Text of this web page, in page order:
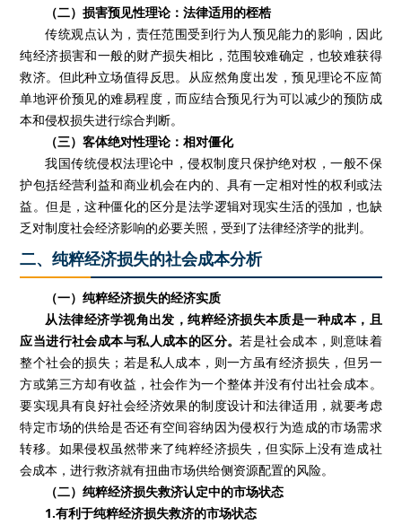
（二）损害预见性理论：法律适用的桎梏
传统观点认为，责任范围受到行为人预见能力的影响，因此
纯经济损害和一般的财产损失相比，范围较难确定，也较难获得
救济。但此种立场值得反思。从应然角度出发，预见理论不应简
单地评价预见的难易程度，而应结合预见行为可以减少的预防成
本和侵权损失进行综合判断。
（三）客体绝对性理论：相对僵化
我国传统侵权法理论中，侵权制度只保护绝对权，一般不保
护包括经营利益和商业机会在内的、具有一定相对性的权利或法
益。但是，这种僵化的区分是法学逻辑对现实生活的强加，也缺
乏对制度社会经济影响的必要关照，受到了法律经济学的批判。
二、纯粹经济损失的社会成本分析
（一）纯粹经济损失的经济实质
从法律经济学视角出发，纯粹经济损失本质是一种成本，且
应当进行社会成本与私人成本的区分。若是社会成本，则意味着
整个社会的损失；若是私人成本，则一方虽有经济损失，但另一
方或第三方却有收益，社会作为一个整体并没有付出社会成本。
要实现具有良好社会经济效果的制度设计和法律适用，就要考虑
特定市场的供给是否还有空间容纳因为侵权行为造成的市场需求
转移。如果侵权虽然带来了纯粹经济损失，但实际上没有造成社
会成本，进行救济就有扭曲市场供给侧资源配置的风险。
（二）纯粹经济损失救济认定中的市场状态
1.有利于纯粹经济损失救济的市场状态